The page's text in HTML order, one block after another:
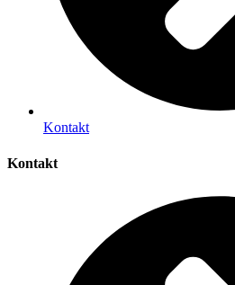
Kontakt
Kontakt